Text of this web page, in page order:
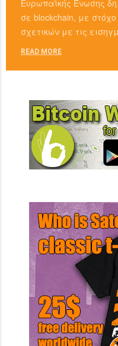
Ευρωπαϊκής Ένωσης
σε blockchain, με
σχετικών με τις
READ MORE